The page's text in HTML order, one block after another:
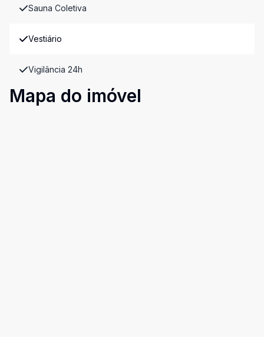
Sauna Coletiva
Vestiário
Vigilância 24h
Mapa do imóvel